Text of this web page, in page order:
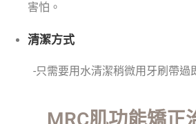
害怕。
清潔方式
-只需要用水清潔稍微用牙刷帶過
MRC肌功能矯正